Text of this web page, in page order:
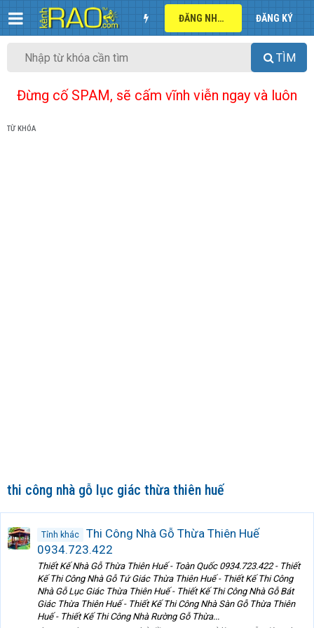
ĐĂNG NHẬP ĐĂNG KÝ
TÌM
Đừng cố SPAM, sẽ cấm vĩnh viễn ngay và luôn
TỪ KHÓA
thi công nhà gỗ lục giác thừa thiên huế
Tỉnh khác
Thi Công Nhà Gỗ Thừa Thiên Huế
0934.723.422
Thiết Kế Nhà Gỗ Thừa Thiên Huế - Toàn Quốc 0934.723.422 - Thiết
Kế Thi Công Nhà Gỗ Tứ Giác Thừa Thiên Huế - Thiết Kế Thi Công
Nhà Gỗ Lục Giác Thừa Thiên Huế - Thiết Kế Thi Công Nhà Gỗ Bát
Giác Thừa Thiên Huế - Thiết Kế Thi Công Nhà Sàn Gỗ Thừa Thiên
Huế - Thiết Kế Thi Công Nhà Rường Gỗ Thừa...